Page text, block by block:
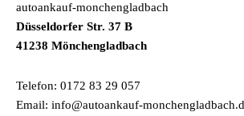
autoankauf-monchengladbach
Düsseldorfer Str. 37 B
41238 Mönchengladbach
Telefon: 0172 83 29 057
Email: info@autoankauf-